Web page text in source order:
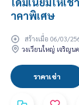
าคาพิเศษ
สร้างเมื่อ 06/03/
วงเวียนใหญ่ เจริญน
ราคาเช่า